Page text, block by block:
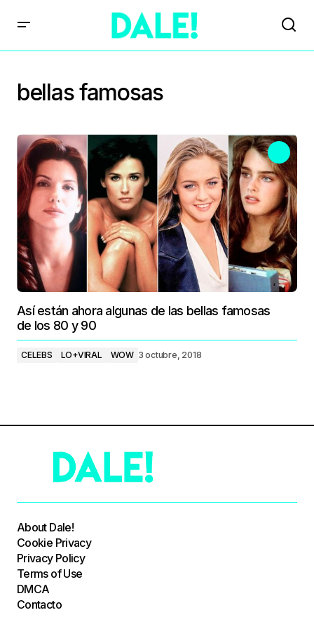
bellas famosas
Así están ahora algunas de las bellas famosas
de los 80 y 90
CELEBS LO+VIRAL WOW 3 octubre, 2018
About Dale!
Cookie Privacy
Privacy Policy
Terms of Use
DMCA
Contacto